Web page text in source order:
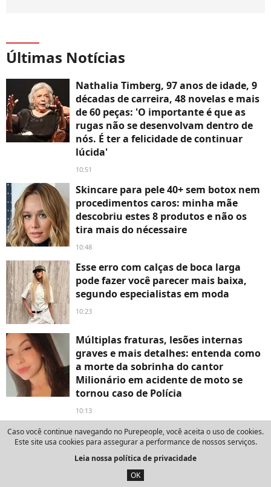
Últimas Notícias
Nathalia Timberg, 97 anos de idade, 9
décadas de carreira, 48 novelas e mais
de 60 peças: 'O importante é que as
rugas não se desenvolvam dentro de
nós. É ter a felicidade de continuar
lúcida'
10:51
Skincare para pele 40+ sem botox nem
procedimentos caros: minha mãe
descobriu estes 8 produtos e não os
tira mais do nécessaire
10:48
Esse erro com calças de boca larga
pode fazer você parecer mais baixa,
segundo especialistas em moda
10:23
Múltiplas fraturas, lesões internas
graves e mais detalhes: entenda como
a morte da sobrinha do cantor
Milionário em acidente de moto se
tornou caso de Polícia
10:13
1.200m², duas piscinas com vista
maravilhosa para praia da Barra da
Tijuca e mais: jogador do Flamengo
Pulgar aluga mansão em bairro nobre
no RJ; casa de luxo teve outro famoso
Caso você continue navegando no Purepeople, você aceita o uso de cookies.
Este site usa cookies para assegurar a performance de nossos serviços.
Leia nossa política de privacidade
OK